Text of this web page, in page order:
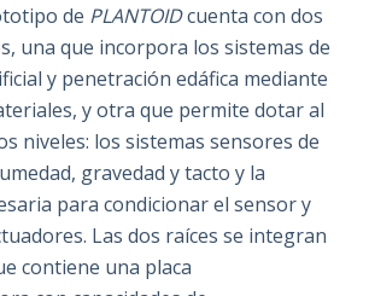
de PLANTOIDcuenta con dos
una que incorpora los sistemas de
y penetración edáfica mediante
y otra que permite dotar al
niveles: los sistemas sensores de
gravedad y tacto y la
para condicionar el sensor y
Las dos raíces se integran
contiene una placa